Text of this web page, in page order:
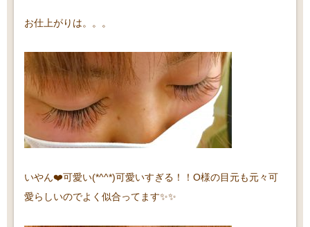
お仕上がりは。。。
いやん❤️可愛い(*^^*)可愛いすぎる！！O様の目元も元々可
愛らしいのでよく似合ってます✨✨